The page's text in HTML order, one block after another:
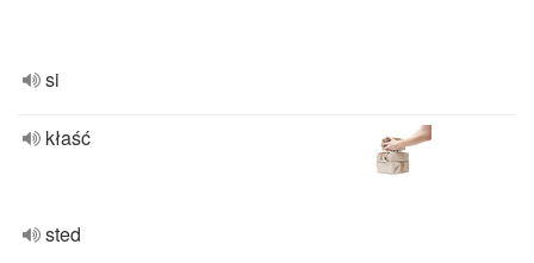
si
kłaść
sted